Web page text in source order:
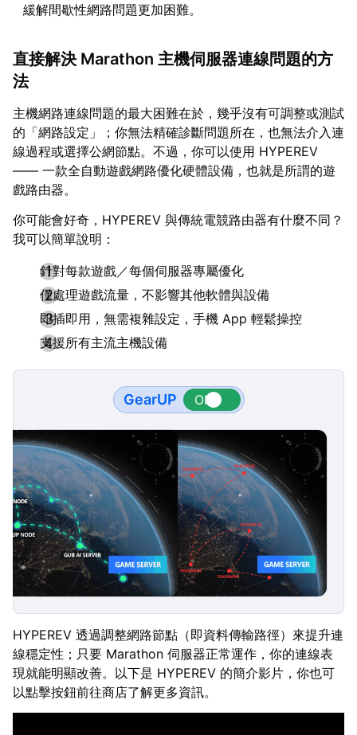
緩解間歇性網路問題更加困難。
直接解決 Marathon 主機伺服器連線問題的方
法
主機網路連線問題的最大困難在於，幾乎沒有可調整或測試
的「網路設定」；你無法精確診斷問題所在，也無法介入連
線過程或選擇公網節點。不過，你可以使用 HYPEREV
—— 一款全自動遊戲網路優化硬體設備，也就是所謂的遊
戲路由器。
你可能會好奇，HYPEREV 與傳統電競路由器有什麼不同？
我可以簡單說明：
針對每款遊戲／每個伺服器專屬優化
僅處理遊戲流量，不影響其他軟體與設備
即插即用，無需複雜設定，手機 App 輕鬆操控
支援所有主流主機設備
GearUP
HYPEREV 透過調整網路節點（即資料傳輸路徑）來提升連
線穩定性；只要 Marathon 伺服器正常運作，你的連線表
現就能明顯改善。以下是 HYPEREV 的簡介影片，你也可
以點擊按鈕前往商店了解更多資訊。